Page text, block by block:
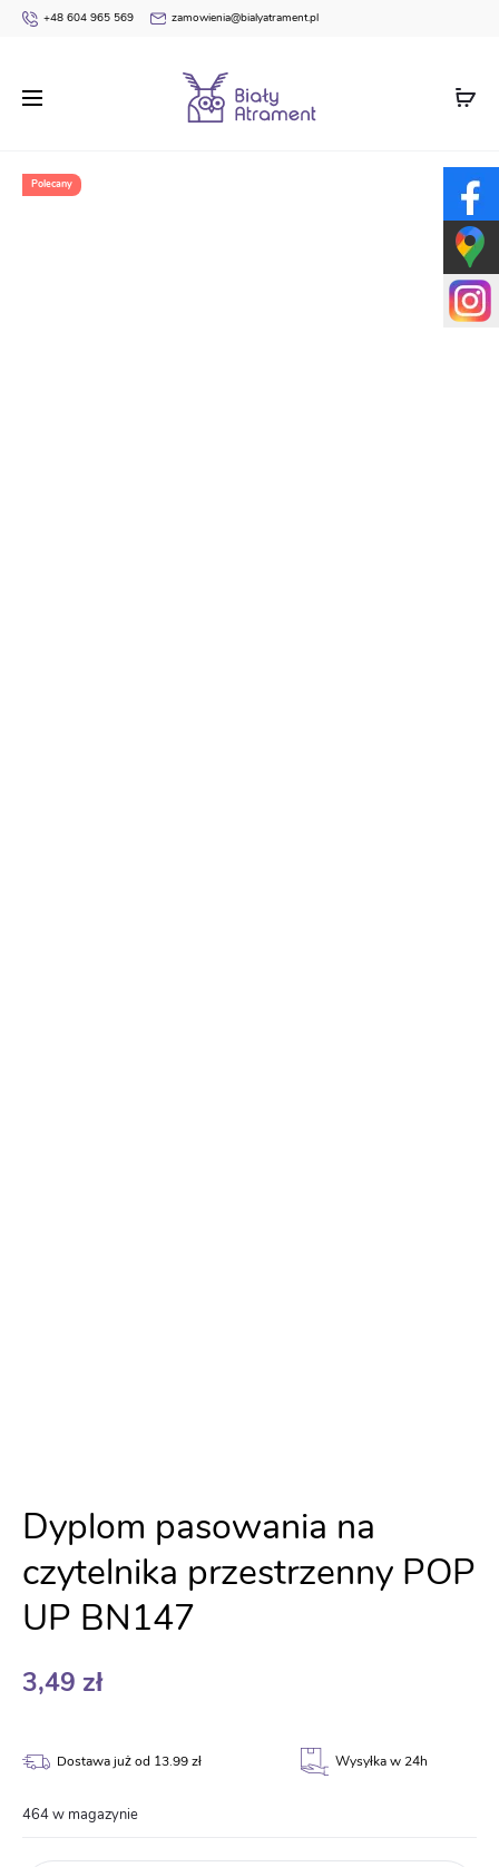
+48 604 965 569 zamowienia@bialyatrament.pl
Dyplomy
Pasowania na Czytelnika
Dyplom pasowania na czytelnika przestrzenny POP UP BN147
Polecany
Dyplom pasowania na
czytelnika przestrzenny POP
UP BN147
3,49 zł
Dostawa już od 13.99 zł Wysyłka w 24h
464 w magazynie